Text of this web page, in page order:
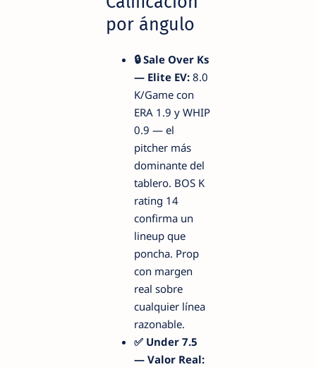
por ángulo
🔒 Sale Over Ks
— Elite EV: 8.0
K/Game con
ERA 1.9 y WHIP
0.9 — el
pitcher más
dominante del
tablero. BOS K
rating 14
confirma un
lineup que
poncha. Prop
con margen
real sobre
cualquier línea
razonable.
✅ Under 7.5
— Valor Real: